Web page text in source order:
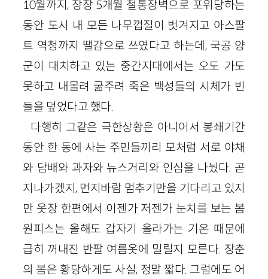
10월까지, 장장 5개월 철통장벽으로 포위당하는
동안 도시 내 모든 나무껍질이 벗겨지고 아스팔
트 역청까지 땔감으로 쓰였다고 하는데, 국공 양
군이 대치하고 있는 중간지대에서는 오도 가도
못하고 내몰려 굶주려 죽은 백성들의 시체가 빈
들을 덮었다고 했다.
다행히 그같은 극한상황은 아니어서 봉쇄기간
동안 한 동에 사는 주민들끼리 모처럼 서로 야채
와 담배와 과자와 뉴스거리와 인심을 나눴다. 곧
지나가겠지, 먼지바람 멈추기만을 기다리고 있지
만 옷장 한편에서 이젠가 저젠가 눈치를 보는 봄
원피스는 올해도 갑자기 올라가는 기온 때문에
급히 꺼내진 반팔 여름옷에 밀릴지 모른다. 장춘
의 봄은 황당하게도 사실, 정말 짧다. 그럼에도 어